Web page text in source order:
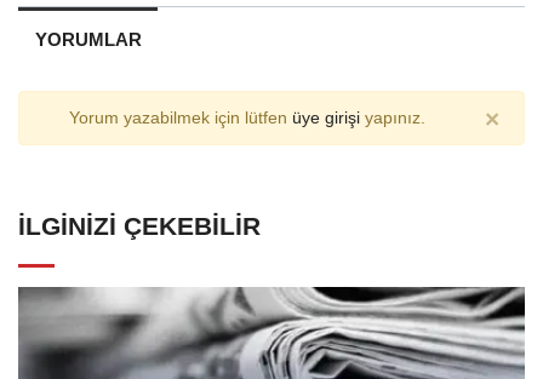
YORUMLAR
Yorum yazabilmek için lütfen üye girişiyapınız. ×
İLGINIZI ÇEKEBILIR